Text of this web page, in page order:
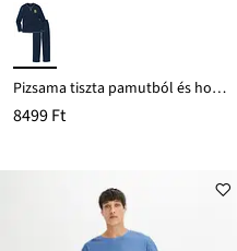
Pizsama tiszta pamutból és hosszú ujjakkal
8499 Ft